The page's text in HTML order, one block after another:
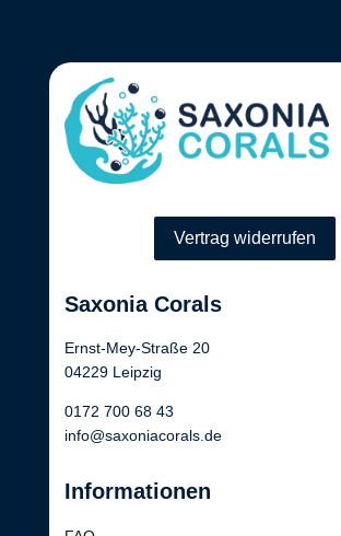
Vertrag widerrufen
Saxonia Corals
Ernst-Mey-Straße 20
04229 Leipzig
0172 700 68 43
info@saxoniacorals.de
Informationen